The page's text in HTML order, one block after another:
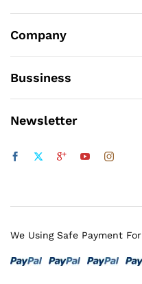
Company
Bussiness
Newsletter
We Using Safe Payment For